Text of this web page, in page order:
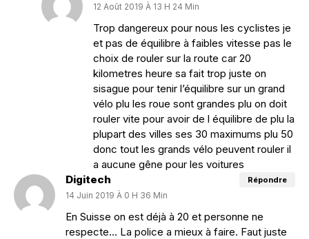
12 Août 2019 À 13 H 24 Min
Trop dangereux pour nous les cyclistes je
et pas de équilibre à faibles vitesse pas le
choix de rouler sur la route car 20
kilometres heure sa fait trop juste on
sisague pour tenir l’équilibre sur un grand
vélo plu les roue sont grandes plu on doit
rouler vite pour avoir de l équilibre de plu la
plupart des villes ses 30 maximums plu 50
donc tout les grands vélo peuvent rouler il
a aucune gêne pour les voitures
Digitech
14 Juin 2019 À 0 H 36 Min
En Suisse on est déjà à 20 et personne ne
respecte… La police a mieux à faire. Faut juste
Répondre